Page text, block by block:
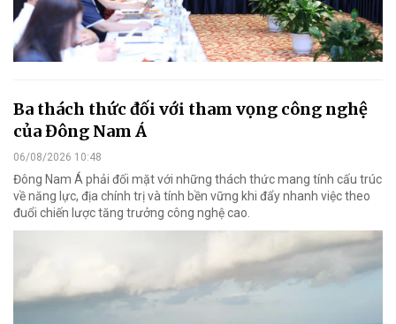
Ba thách thức đối với tham vọng công nghệ
của Đông Nam Á
06/08/2026 10:48
Đông Nam Á phải đối mặt với những thách thức mang tính cấu trúc
về năng lực, địa chính trị và tính bền vững khi đẩy nhanh việc theo
đuổi chiến lược tăng trưởng công nghệ cao.